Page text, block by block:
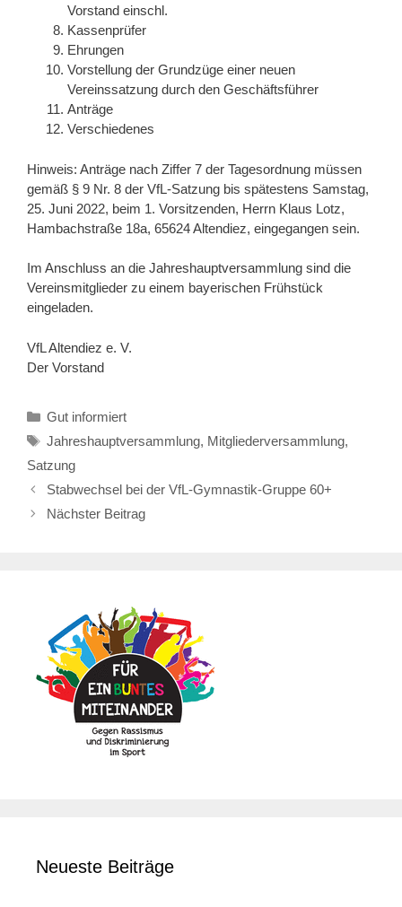
Vorstand einschl.
Kassenprüfer
Ehrungen
Vorstellung der Grundzüge einer neuen
Vereinssatzung durch den Geschäftsführer
Anträge
Verschiedenes
Hinweis: Anträge nach Ziffer 7 der Tagesordnung müssen
gemäß § 9 Nr. 8 der VfL-Satzung bis spätestens Samstag,
25. Juni 2022, beim 1. Vorsitzenden, Herrn Klaus Lotz,
Hambachstraße 18a, 65624 Altendiez, eingegangen sein.
Im Anschluss an die Jahreshauptversammlung sind die
Vereinsmitglieder zu einem bayerischen Frühstück
eingeladen.
VfL Altendiez e. V.
Der Vorstand
Kategorien
Gut informiert
Schlagwörter
Jahreshauptversammlung, Mitgliederversammlung,
Satzung
Stabwechsel bei der VfL-Gymnastik-Gruppe 60+
Nächster Beitrag
Neueste Beiträge